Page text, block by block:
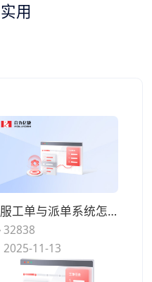
用
客服工单与派单系统怎么搭配最有效？怎么用客服工单系统追踪进度、自动通知？
32838
2025-11-13